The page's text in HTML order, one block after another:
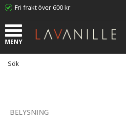
Fri frakt över 600 kr
BELYSNING